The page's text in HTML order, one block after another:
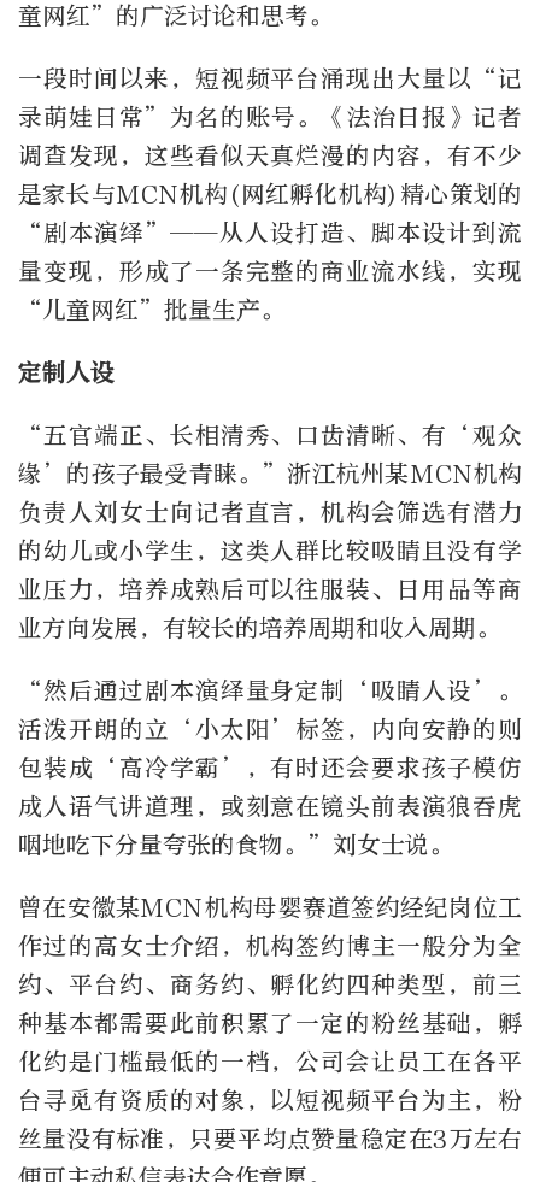
童网红”的广泛讨论和思考。
一段时间以来，短视频平台涌现出大量以“记
录萌娃日常”为名的账号。《法治日报》记者
调查发现，这些看似天真烂漫的内容，有不少
是家长与MCN机构(网红孵化机构)精心策划的
“剧本演绎”——从人设打造、脚本设计到流
量变现，形成了一条完整的商业流水线，实现
“儿童网红”批量生产。
定制人设
“五官端正、长相清秀、口齿清晰、有‘观众
缘’的孩子最受青睐。”浙江杭州某MCN机构
负责人刘女士向记者直言，机构会筛选有潜力
的幼儿或小学生，这类人群比较吸睛且没有学
业压力，培养成熟后可以往服装、日用品等商
业方向发展，有较长的培养周期和收入周期。
“然后通过剧本演绎量身定制‘吸睛人设’。
活泼开朗的立‘小太阳’标签，内向安静的则
包装成‘高冷学霸’，有时还会要求孩子模仿
成人语气讲道理，或刻意在镜头前表演狼吞虎
咽地吃下分量夸张的食物。”刘女士说。
曾在安徽某MCN机构母婴赛道签约经纪岗位工
作过的高女士介绍，机构签约博主一般分为全
约、平台约、商务约、孵化约四种类型，前三
种基本都需要此前积累了一定的粉丝基础，孵
化约是门槛最低的一档，公司会让员工在各平
台寻觅有资质的对象，以短视频平台为主，粉
丝量没有标准，只要平均点赞量稳定在3万左右